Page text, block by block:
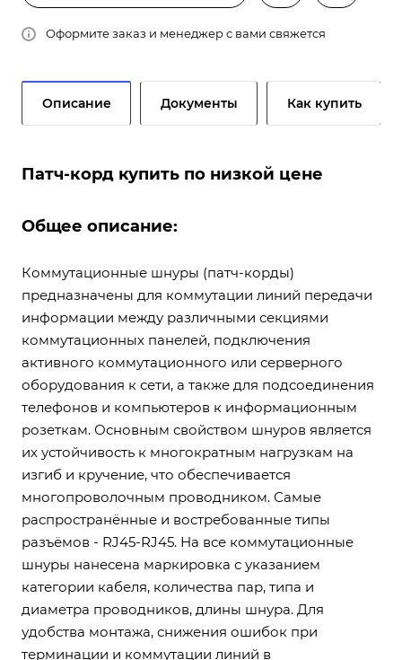
Оформите заказ и менеджер с вами свяжется
Описание Документы Как купить
Патч-корд купить по низкой цене
Общее описание:
Коммутационные шнуры (патч-корды)
предназначены для коммутации линий передачи
информации между различными секциями
коммутационных панелей, подключения
активного коммутационного или серверного
оборудования к сети, а также для подсоединения
телефонов и компьютеров к информационным
розеткам. Основным свойством шнуров является
их устойчивость к многократным нагрузкам на
изгиб и кручение, что обеспечивается
многопроволочным проводником. Самые
распространённые и востребованные типы
разъёмов - RJ45-RJ45. На все коммутационные
шнуры нанесена маркировка с указанием
категории кабеля, количества пар, типа и
диаметра проводников, длины шнура. Для
удобства монтажа, снижения ошибок при
терминации и коммутации линий в